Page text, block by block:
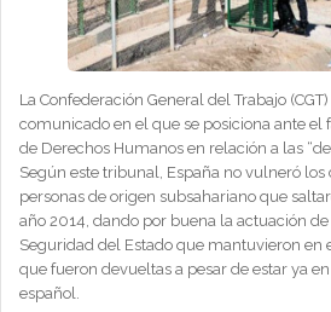
La Confederación General del Trabajo
comunicado en el que se posiciona ante el
de Derechos Humanos en relación a las
Según este tribunal, España no vulneró
personas de origen subsahariano que
año 2014, dando por buena la actuación
Seguridad del Estado que mantuvieron en
que fueron devueltas a pesar de estar ya
español.